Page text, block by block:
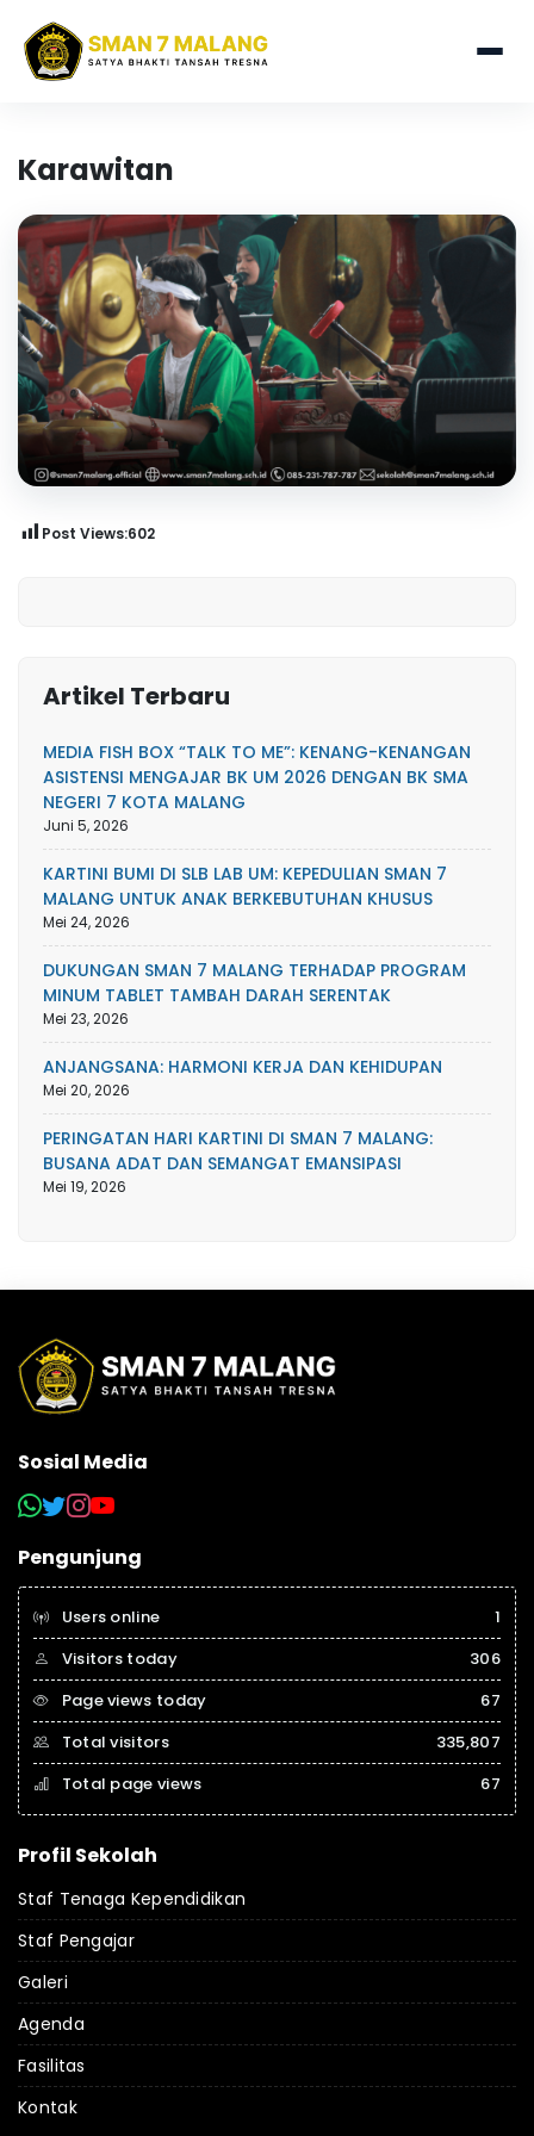
Karawitan
Post Views:602
Artikel Terbaru
MEDIA FISH BOX “TALK TO ME”: KENANG-KENANGAN
ASISTENSI MENGAJAR BK UM 2026 DENGAN BK SMA
NEGERI 7 KOTA MALANG
Juni 5, 2026
KARTINI BUMI DI SLB LAB UM: KEPEDULIAN SMAN 7
MALANG UNTUK ANAK BERKEBUTUHAN KHUSUS
Mei 24, 2026
DUKUNGAN SMAN 7 MALANG TERHADAP PROGRAM
MINUM TABLET TAMBAH DARAH SERENTAK
Mei 23, 2026
ANJANGSANA: HARMONI KERJA DAN KEHIDUPAN
Mei 20, 2026
PERINGATAN HARI KARTINI DI SMAN 7 MALANG:
BUSANA ADAT DAN SEMANGAT EMANSIPASI
Mei 19, 2026
Sosial Media
Pengunjung
Users online
1
Visitors today
306
Page views today
67
Total visitors
335,807
Total page views
67
Profil Sekolah
Staf Tenaga Kependidikan
Staf Pengajar
Galeri
Agenda
Fasilitas
Kontak